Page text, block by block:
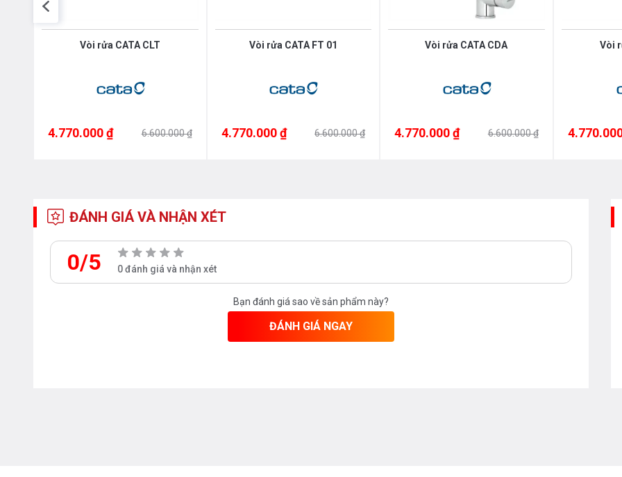
Vòi rửa CATA CLT
4.770.000 ₫ 6.600.000 ₫
Vòi rửa CATA FT 01
4.770.000 ₫ 6.600.000 ₫
Vòi rửa CATA CDA
4.770.000 ₫ 6.600.000 ₫
Vòi
ĐÁNH GIÁ VÀ NHẬN XÉT
0/5 0 đánh giá và nhận xét
Bạn đánh giá sao về sản phẩm này?
ĐÁNH GIÁ NGAY